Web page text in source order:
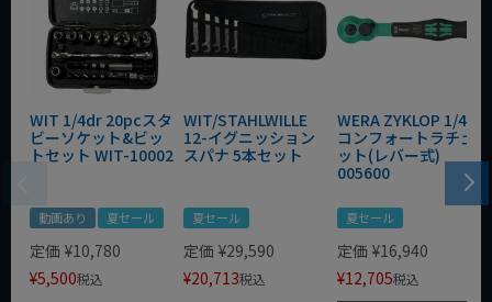
WIT 1/4dr 20pcスタ
ビーソケット&ビッ
トセット WIT-10002
動画あり 夏セール
定価 ¥10,780
¥5,500税込
WIT/STAHLWILLE
12-イグニッション
スパナ 5本セット
夏セール
定価 ¥29,590
¥20,713税込
WERA ZYKLOP 1/4"
コンフォートラチェ
ット(レバー式)
005600
夏セール
定価 ¥16,940
¥12,705税込